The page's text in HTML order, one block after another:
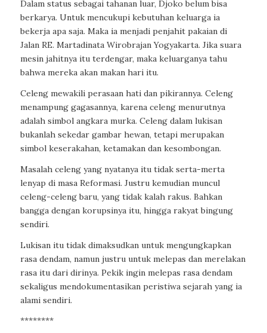
Dalam status sebagai tahanan luar, Djoko belum bisa
berkarya. Untuk mencukupi kebutuhan keluarga ia
bekerja apa saja. Maka ia menjadi penjahit pakaian di
Jalan RE. Martadinata Wirobrajan Yogyakarta. Jika suara
mesin jahitnya itu terdengar, maka keluarganya tahu
bahwa mereka akan makan hari itu.
Celeng mewakili perasaan hati dan pikirannya. Celeng
menampung gagasannya, karena celeng menurutnya
adalah simbol angkara murka. Celeng dalam lukisan
bukanlah sekedar gambar hewan, tetapi merupakan
simbol keserakahan, ketamakan dan kesombongan.
Masalah celeng yang nyatanya itu tidak serta-merta
lenyap di masa Reformasi. Justru kemudian muncul
celeng-celeng baru, yang tidak kalah rakus. Bahkan
bangga dengan korupsinya itu, hingga rakyat bingung
sendiri.
Lukisan itu tidak dimaksudkan untuk mengungkapkan
rasa dendam, namun justru untuk melepas dan merelakan
rasa itu dari dirinya. Pekik ingin melepas rasa dendam
sekaligus mendokumentasikan peristiwa sejarah yang ia
alami sendiri.
********